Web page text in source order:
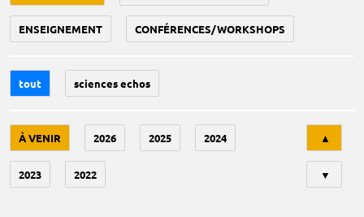
ENSEIGNEMENT CONFÉRENCES/WORKSHOPS
tout sciences echos
À VENIR 2026 2025 2024
2023 2022
▲
▼